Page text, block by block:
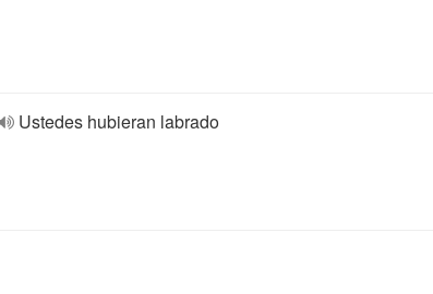
Ustedes hubieran labrado